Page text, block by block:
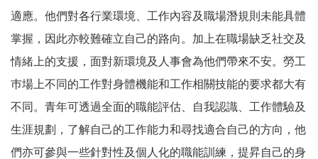
適應。他們對各行業環境、工作內容及職場潛規則未能具體
掌握，因此亦較難確立自己的路向。加上在職場缺乏社交及
情緒上的支援，面對新環境及人事會為他們帶來不安。勞工
巿場上不同的工作對身體機能和工作相關技能的要求都大有
不同。青年可透過全面的職能評估、自我認識、工作體驗及
生涯規劃，了解自己的工作能力和尋找適合自己的方向，他
們亦可參與一些針對性及個人化的職能訓練，提昇自己的身